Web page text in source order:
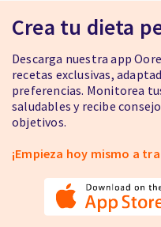
Crea tu dieta
Descarga nuestra app
recetas exclusivas,
preferencias. Monitorea
saludables y recibe
objetivos.
¡Empieza hoy mismo a